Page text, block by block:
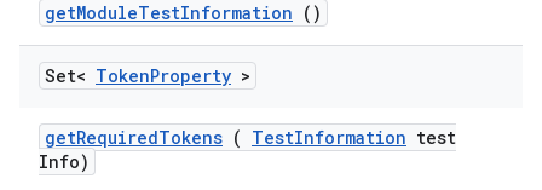
getModuleTestInformation ()
Set< TokenProperty >
getRequiredTokens ( TestInformation test
Info)